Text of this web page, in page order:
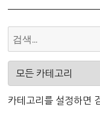
카테고리를 설정하면